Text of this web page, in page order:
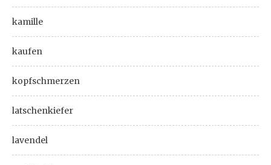
kamille
kaufen
kopfschmerzen
latschenkiefer
lavendel